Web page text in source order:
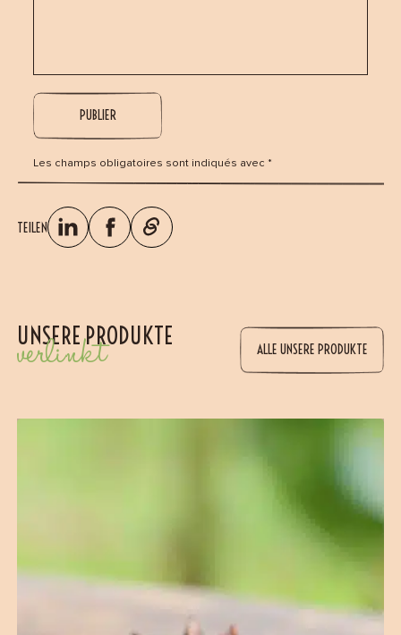
Les champs obligatoires sont indiqués avec *
TEILEN
UNSERE PRODUKTE
verlinkt ALLE UNSERE PRODUKTE